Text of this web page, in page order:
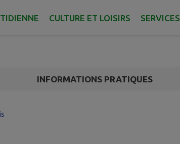
CULTURE ET LOISIRS SERVICES
INFORMATIONS PRATIQUES